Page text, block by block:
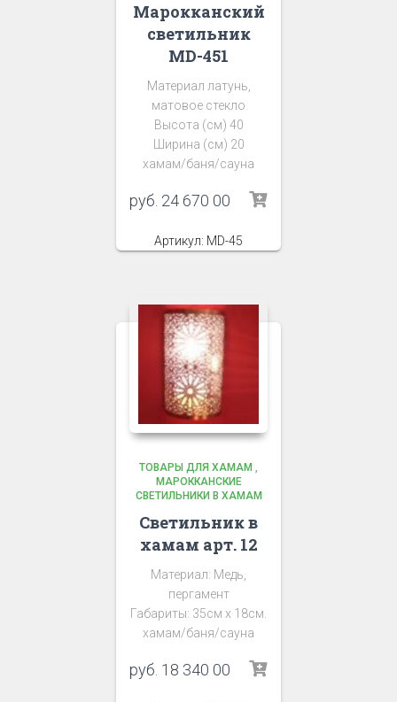
Марокканский
светильник
MD-451
Материал латунь,
матовое стекло
Высота (см) 40
Ширина (см) 20
хамам/баня/сауна
руб. 24 670 00
Артикул: MD-45
ТОВАРЫ ДЛЯ ХАМАМ ,
МАРОККАНСКИЕ
СВЕТИЛЬНИКИ В ХАМАМ
Светильник в
хамам арт. 12
Материал: Медь,
пергамент
Габариты: 35см х 18см.
хамам/баня/сауна
руб. 18 340 00